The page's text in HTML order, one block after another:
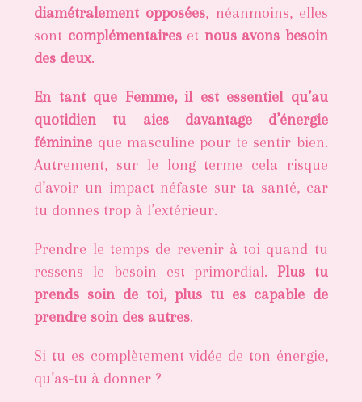
diamétralement opposées, néanmoins, elles
sont complémentaireset nous avons besoin
des deux.
En tant que Femme, il est essentiel qu’au
quotidien tu aies davantage d’énergie
féminine que masculine pour te sentir bien.
Autrement, sur le long terme cela risque
d’avoir un impact néfaste sur ta santé, car
tu donnes trop à l’extérieur.
Prendre le temps de revenir à toi quand tu
ressens le besoin est primordial. Plus tu
prends soin de toi, plus tu es capable de
prendre soin des autres.
Si tu es complètement vidée de ton énergie,
qu’as-tu à donner ?